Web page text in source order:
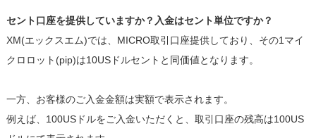
セント口座を提供していますか？入金はセント単位ですか？
XM(エックスエム)では、MICRO取引口座提供しており、その1マイ
クロロット(pip)は10USドルセントと同価値となります。
一方、お客様のご入金金額は実額で表示されます。
例えば、100USドルをご入金いただくと、取引口座の残高は100US